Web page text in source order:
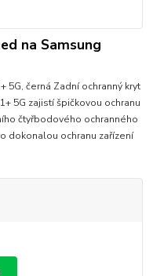
na Samsung
5G, černá Zadní ochranný kryt
5G zajistí špičkovou ochranu
čtyřbodového ochranného
dokonalou ochranu zařízení